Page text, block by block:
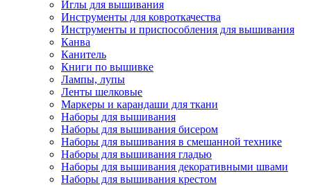
Иглы для вышивания
Инструменты для ковроткачества
Инструменты и приспособления для вышивания
Канва
Канитель
Книги по вышивке
Лампы, лупы
Ленты шелковые
Маркеры и карандаши для ткани
Наборы для вышивания
Наборы для вышивания бисером
Наборы для вышивания в смешанной технике
Наборы для вышивания гладью
Наборы для вышивания декоративными швами
Наборы для вышивания крестом